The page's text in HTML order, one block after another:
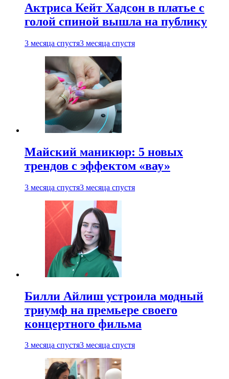
Актриса Кейт Хадсон в платье с
голой спиной вышла на публику
3 месяца спустя3 месяца спустя
Майский маникюр: 5 новых
трендов с эффектом «вау»
3 месяца спустя3 месяца спустя
Билли Айлиш устроила модный
триумф на премьере своего
концертного фильма
3 месяца спустя3 месяца спустя